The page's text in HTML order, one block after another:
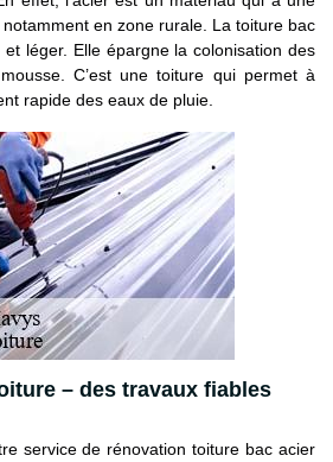
en zone rurale. La toiture bac
léger. Elle épargne la colonisation des
C’est une toiture qui permet à
rapide des eaux de pluie.
– des travaux fiables
service de rénovation toiture bac acier